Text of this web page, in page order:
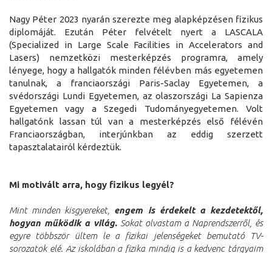
Nagy Péter 2023 nyarán szerezte meg alapképzésen fizikus
diplomáját. Ezután Péter felvételt nyert a LASCALA
(Specialized in Large Scale Facilities in Accelerators and
Lasers) nemzetközi mesterképzés programra, amely
lényege, hogy a hallgatók minden félévben más egyetemen
tanulnak, a franciaországi Paris-Saclay Egyetemen, a
svédországi Lundi Egyetemen, az olaszországi La Sapienza
Egyetemen vagy a Szegedi Tudományegyetemen. Volt
hallgatónk lassan túl van a mesterképzés első félévén
Franciaországban, interjúnkban az eddig szerzett
tapasztalatairól kérdeztük.
Mi motivált arra, hogy fizikus legyél?
Mint minden kisgyereket, engem is érdekelt a kezdetektől,
hogyan működik a világ. Sokat olvastam a Naprendszerről, és
egyre többször ültem le a fizikai jelenségeket bemutató TV-
sorozatok elé. Az iskolában a fizika mindig is a kedvenc tárgyaim